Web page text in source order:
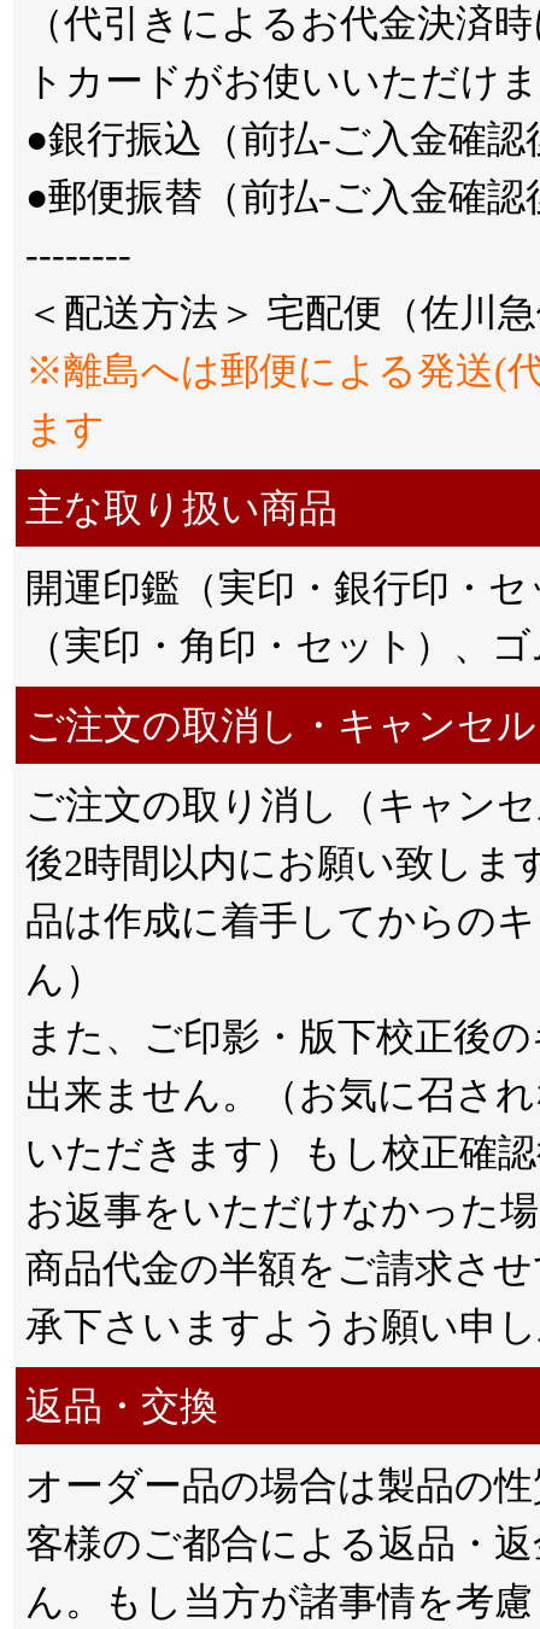
（代引きによるお代金決済
トカードがお使いいただけ
●銀行振込（前払-ご入金確
●郵便振替（前払-ご入金確
--------
＜配送方法＞ 宅配便（佐川
※離島へは郵便による発送(
ます
主な取り扱い商品
開運印鑑（実印・銀行印・
（実印・角印・セット）、
ご注文の取消し・キャンセ
ご注文の取り消し（キャン
後2時間以内にお願い致しま
品は作成に着手してからの
ん）
また、ご印影・版下校正後
出来ません。（お気に召さ
いただきます）もし校正確
お返事をいただけなかった
商品代金の半額をご請求さ
承下さいますようお願い申
返品・交換
オーダー品の場合は製品の
客様のご都合による返品・
ん。もし当方が諸事情を考